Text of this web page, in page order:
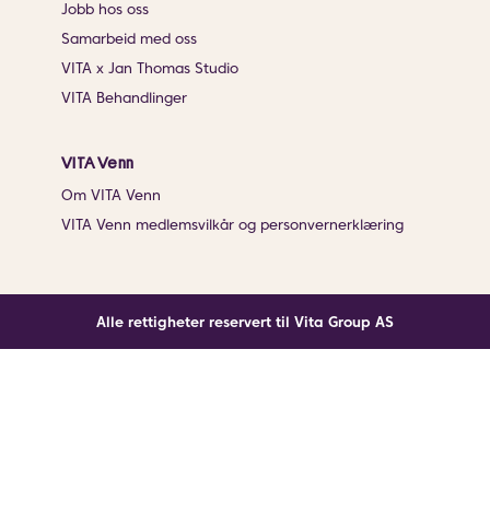
Jobb hos oss
Samarbeid med oss
VITA x Jan Thomas Studio
VITA Behandlinger
VITA Venn
Om VITA Venn
VITA Venn medlemsvilkår og personvernerklæring
Alle rettigheter reservert til Vita Group AS